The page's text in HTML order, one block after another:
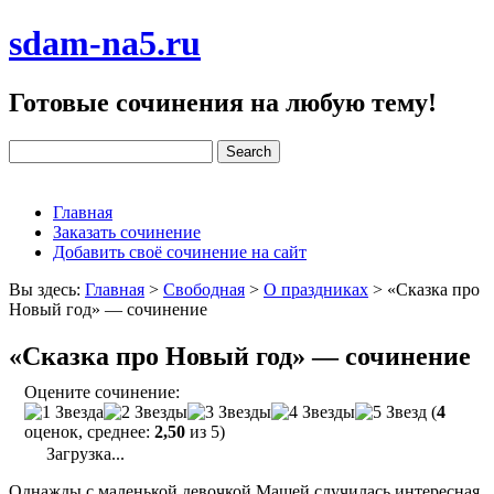
sdam-na5.ru
Готовые сочинения на любую тему!
Главная
Заказать сочинение
Добавить своё сочинение на сайт
Вы здесь: Главная > Свободная > О праздниках > «Сказка про
Новый год» — сочинение
«Сказка про Новый год» — сочинение
Оцените сочинение:
(4
оценок, среднее: 2,50 из 5)
Загрузка...